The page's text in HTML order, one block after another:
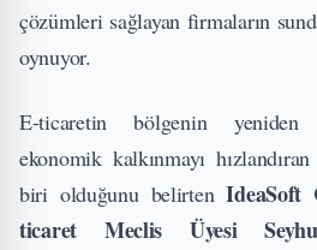
çözümleri sağlayan firmaların
oynuyor.
E-ticaretin bölgenin yeniden
ekonomik kalkınmayı
biri olduğunu belirtenIdeaSoft
ticaret Meclis Üyesi